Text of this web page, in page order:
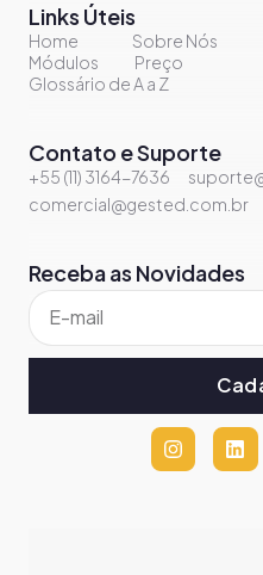
Receba as Novidades
Links Úteis
Home
Sobre Nós
Módulos
Preço
Glossário de A a Z
Contato e Suporte
+55 (11) 3164-7636
comercial@gested.com.br